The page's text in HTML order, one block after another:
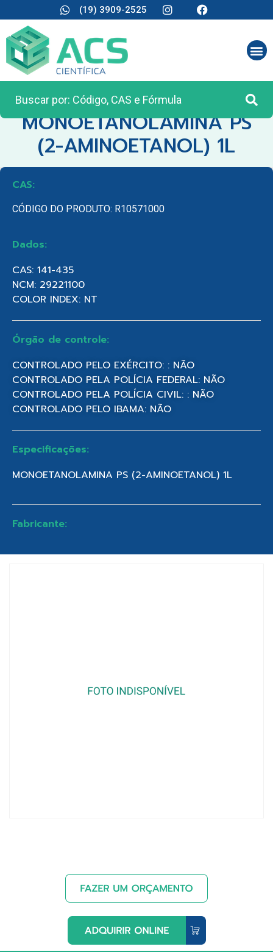
(19) 3909-2525
CATEGORIA:REAGENTES ANALÍTICOS
MONOETANOLAMINA PS
(2-AMINOETANOL) 1L
CAS:
CÓDIGO DO PRODUTO: R10571000
Dados:
CAS: 141-435
NCM: 29221100
COLOR INDEX: NT
Órgão de controle:
CONTROLADO PELO EXÉRCITO: : NÃO
CONTROLADO PELA POLÍCIA FEDERAL: NÃO
CONTROLADO PELA POLÍCIA CIVIL: : NÃO
CONTROLADO PELO IBAMA: NÃO
Especificações:
MONOETANOLAMINA PS (2-AMINOETANOL) 1L
Fabricante: